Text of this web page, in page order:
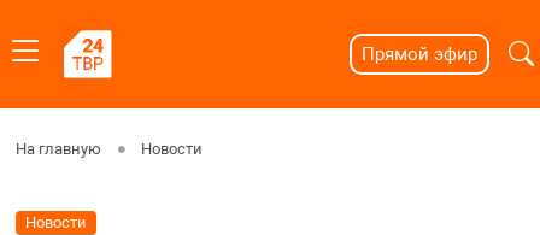
Прямой эфир
На главную Новости
Новости